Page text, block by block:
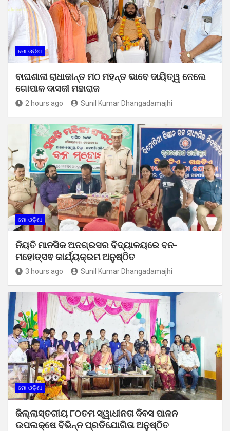
ମୋ ଓଡ଼ିଶା
ବାଘଶାଳା ରାଧାକାନ୍ତ ମଠ ମହନ୍ତ ଭାବେ ଦାୟିତ୍ୱ ନେଲେ
ଗୋପାଳ ଦାସଜୀ ମହାରାଜ
2 hours ago Sunil Kumar Dhangadamajhi
ମୋ ଓଡ଼ିଶା
ନିୟତି ମାନସିକ ଅନଗ୍ରସର ବିଦ୍ୟାଳୟରେ ବନ-
ମହୋତ୍ସଵ କାର୍ଯ୍ୟକ୍ରମ ଅନୁଷ୍ଠିତ
3 hours ago Sunil Kumar Dhangadamajhi
ମୋ ଓଡ଼ିଶା
ଜିଲ୍ଲାସ୍ତରୀୟ ୮୦ତମ ସ୍ୱାଧୀନତା ଦିବସ ପାଳନ
ଉପଲକ୍ଷେ ବିଭିନ୍ନ ପ୍ରତିଯୋଗିତା ଅନୁଷ୍ଠିତ